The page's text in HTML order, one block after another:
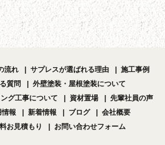
流れ サプレスが選ばれる理由
施工事例
質問
外壁塗装・屋根塗装について
グ工事について 資材置場
先輩社員の声
情報 新着情報 ブログ
会社概要
お見積もり お問い合わせフォーム